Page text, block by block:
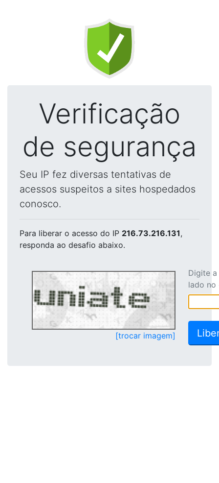
Verificação
de segurança
Seu IP fez diversas tentativas de
acessos suspeitos a sites hospedados
conosco.
Para liberar o acesso do IP 216.73.216.131,
responda ao desafio abaixo.
[trocar imagem]
Digite
lado no